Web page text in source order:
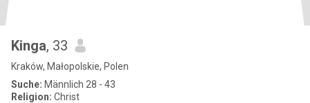
Kinga, 33
Kraków, Małopolskie, Polen
Suche: Männlich 28 - 43
Religion: Christ